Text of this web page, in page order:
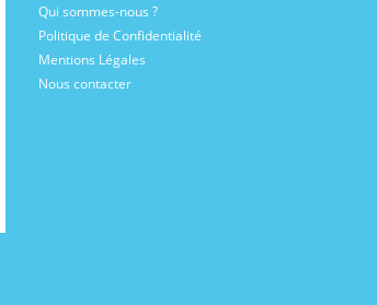
Qui sommes-nous ?
Politique de Confidentialité
Mentions Légales
Nous contacter